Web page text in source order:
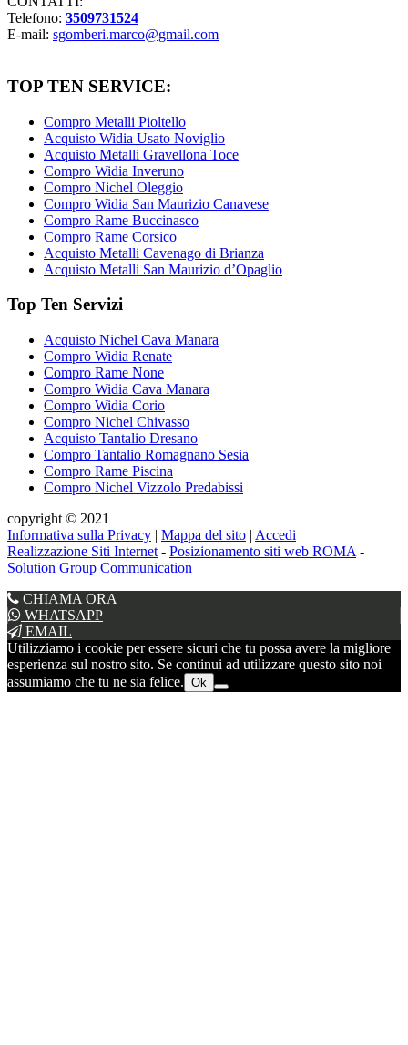
Telefono: 3509731524
E-mail: sgomberi.marco@gmail.com
TOP TEN SERVICE:
Compro Metalli Pioltello
Acquisto Widia Usato Noviglio
Acquisto Metalli Gravellona Toce
Compro Widia Inveruno
Compro Nichel Oleggio
Compro Widia San Maurizio Canavese
Compro Rame Buccinasco
Compro Rame Corsico
Acquisto Metalli Cavenago di Brianza
Acquisto Metalli San Maurizio d’Opaglio
Top Ten Servizi
Acquisto Nichel Cava Manara
Compro Widia Renate
Compro Rame None
Compro Widia Cava Manara
Compro Widia Corio
Compro Nichel Chivasso
Acquisto Tantalio Dresano
Compro Tantalio Romagnano Sesia
Compro Rame Piscina
Compro Nichel Vizzolo Predabissi
copyright © 2021
Informativa sulla Privacy | Mappa del sito | Accedi
Realizzazione Siti Internet - Posizionamento siti web ROMA -
Solution Group Communication
CHIAMA ORA
WHATSAPP
EMAIL
Utilizziamo i cookie per essere sicuri che tu possa avere la migliore
esperienza sul nostro sito. Se continui ad utilizzare questo sito noi
assumiamo che tu ne sia felice. Ok